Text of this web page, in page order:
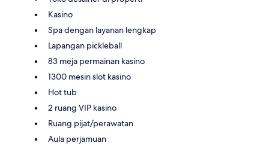
Kasino
Spa dengan layanan lengkap
Lapangan pickleball
83 meja permainan kasino
1300 mesin slot kasino
Hot tub
2 ruang VIP kasino
Ruang pijat/perawatan
Aula perjamuan